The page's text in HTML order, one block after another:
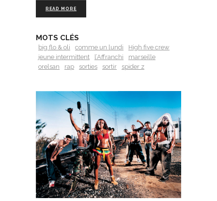
READ MORE
MOTS CLÉS
big flo & oli comme un lundi
High five crew
jeune intermittent
l’Affranchi
marseille
orelsan
rap sorties sortir spider z